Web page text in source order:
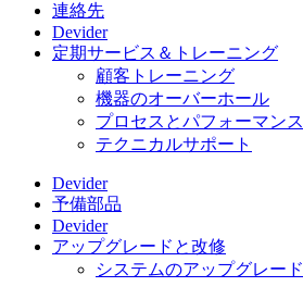
連絡先
Devider
定期サービス＆トレーニング
顧客トレーニング
機器のオーバーホール
プロセスとパフォーマンス
テクニカルサポート
Devider
予備部品
Devider
アップグレードと改修
システムのアップグレード